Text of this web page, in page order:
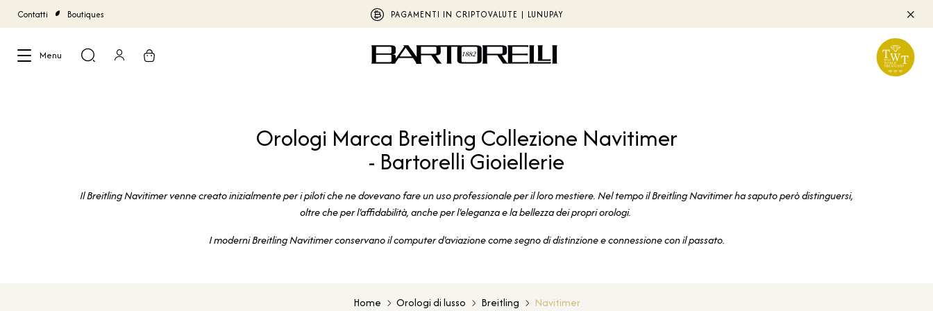
Contatti Boutiques PAGAMENTI IN CRIPTOVALUTE | LUNUPAY
Menu
Orologi Marca Breitling Collezione Navitimer
- Bartorelli Gioiellerie
Il Breitling Navitimer venne creato inizialmente per i piloti che ne dovevano fare un uso professionale per il loro mestiere. Nel tempo il Breitling Navitimer ha saputo però distinguersi,
oltre che per l'affidabilità, anche per l'eleganza e la bellezza dei propri orologi.
I moderni Breitling Navitimer conservano il computer d'aviazione come segno di distinzione e connessione con il passato.
Home Orologi di lusso Breitling Navitimer